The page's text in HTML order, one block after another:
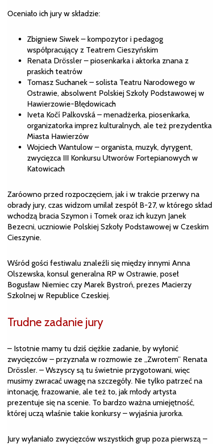
Oceniało ich jury w składzie:
Zbigniew Siwek – kompozytor i pedagog
współpracujący z Teatrem Cieszyńskim
Renata Drössler – piosenkarka i aktorka znana z
praskich teatrów
Tomasz Suchanek – solista Teatru Narodowego w
Ostrawie, absolwent Polskiej Szkoły Podstawowej w
Hawierzowie-Błędowicach
Iveta Kočí Palkovská – menadżerka, piosenkarka,
organizatorka imprez kulturalnych, ale też prezydentka
Miasta Hawierzów
Wojciech Wantulow – organista, muzyk, dyrygent,
zwycięzca III Konkursu Utworów Fortepianowych w
Katowicach
Zaróowno przed rozpoczęciem, jak i w trakcie przerwy na
obrady jury, czas widzom umilał zespół B-27, w którego skład
wchodzą bracia Szymon i Tomek oraz ich kuzyn Janek
Bezecni, uczniowie Polskiej Szkoły Podstawowej w Czeskim
Cieszynie.
Wśród gości festiwalu znaleźli się między innymi Anna
Olszewska, konsul generalna RP w Ostrawie, poseł
Bogusław Niemiec czy Marek Bystroń, prezes Macierzy
Szkolnej w Republice Czeskiej.
Trudne zadanie jury
– Istotnie mamy tu dziś ciężkie zadanie, by wyłonić
zwycięzców – przyznała w rozmowie ze „Zwrotem” Renata
Drössler. – Wszyscy są tu świetnie przygotowani, więc
musimy zwracać uwagę na szczegóły. Nie tylko patrzeć na
intonację, frazowanie, ale też to, jak młody artysta
prezentuje się na scenie. To bardzo ważna umiejętność,
której uczą właśnie takie konkursy – wyjaśnia jurorka.
Jury wyłaniało zwycięzców wszystkich grup poza pierwszą –